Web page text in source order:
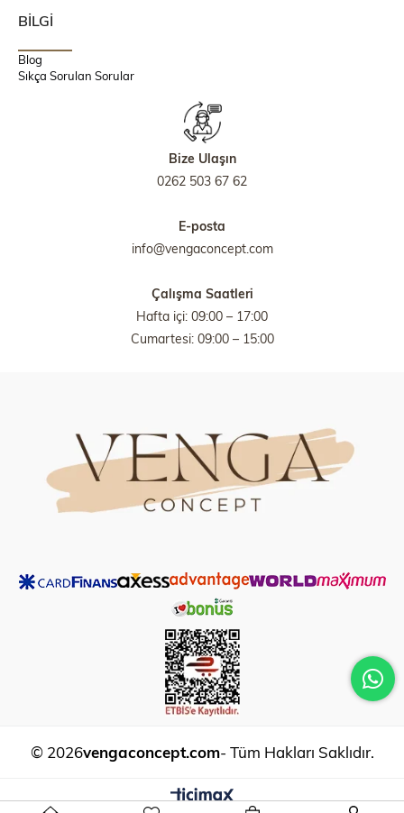
BİLGİ
Blog
Sıkça Sorulan Sorular
Bize Ulaşın
0262 503 67 62
E-posta
info@vengaconcept.com
Çalışma Saatleri
Hafta içi: 09:00 – 17:00
Cumartesi: 09:00 – 15:00
© 2026vengaconcept.com- Tüm Hakları Saklıdır.